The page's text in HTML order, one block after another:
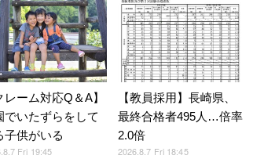
レーム対応Q＆A】
でいたずらをして
子供がいる
Fri 19:45
【教員採用】長崎県、
最終合格者495人…倍率
2.0倍
2026.8.7 Fri 18:45